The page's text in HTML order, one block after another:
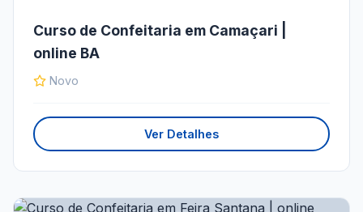
Curso de Confeitaria em Camaçari |
online BA
Novo
Ver Detalhes